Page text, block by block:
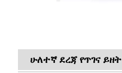
ሁለተኛ ደረጃ የጥገና ይዘት